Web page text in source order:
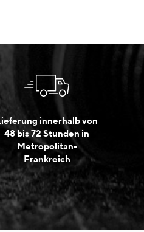
innerhalb von
48 bis 72 Stunden in
Metropolitan-
Frankreich